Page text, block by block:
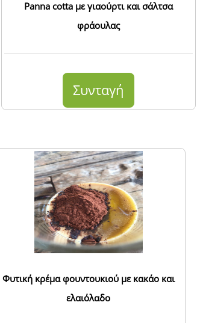
Panna cotta με γιαούρτι και σάλτσα
φράουλας
Συνταγή
Φυτική κρέμα φουντουκιού με κακάο και
ελαιόλαδο